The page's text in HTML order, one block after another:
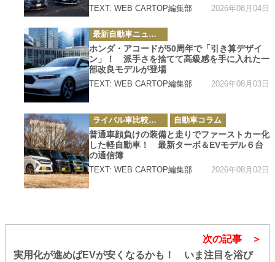
TEXT: WEB CARTOP編集部 2026年08月04日
カ
テ
ゴ
リ
ー
最新自動車ニュース
ホンダ・アコードが50周年で「引き算デザイ
ン」！ 派手さを捨てて高級感を手に入れた一
部改良モデルが登場
TEXT: WEB CARTOP編集部 2026年08月03日
カ
テ
ゴ
リ
ー
ライバル車比較テスト 自動車コラム
普通車顔負けの装備と走りでファーストカー化
した軽自動車！ 最新ターボ＆EVモデル６台
の通信簿
TEXT: WEB CARTOP編集部 2026年08月02日
次の記事
実用化が進めばEVが安くなるかも！ いま注目を浴び